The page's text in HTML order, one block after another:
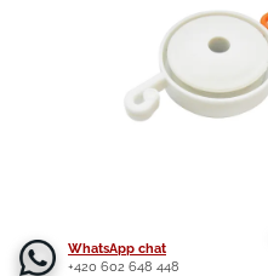
WhatsApp chat
+420 602 648 448